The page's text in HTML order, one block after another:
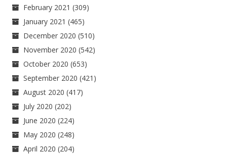
February 2021 (309)
January 2021 (465)
December 2020 (510)
November 2020 (542)
October 2020 (653)
September 2020 (421)
August 2020 (417)
July 2020 (202)
June 2020 (224)
May 2020 (248)
April 2020 (204)